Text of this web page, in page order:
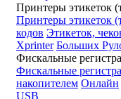
Принтеры этикеток
Принтеры этикеток
кодов Этикеток,
Xprinter Больших
Фискальные
Фискальные
накопителем Онлайн
USB